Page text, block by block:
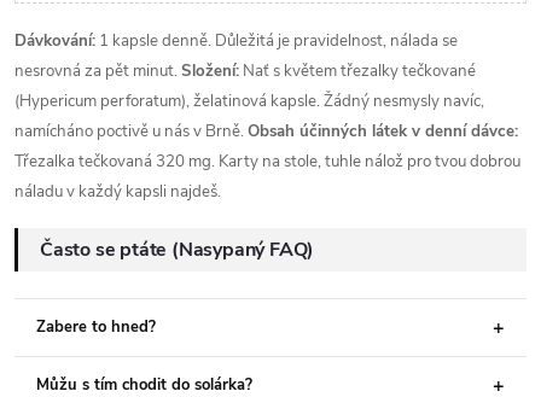
Dávkování: 1 kapsle denně. Důležitá je pravidelnost, nálada se
nesrovná za pět minut.Složení: Nať s květem třezalky tečkované
(Hypericum perforatum), želatinová kapsle. Žádný nesmysly navíc,
namícháno poctivě u nás v Brně.Obsah účinných látek v denní dávce:
Třezalka tečkovaná 320 mg. Karty na stole, tuhle nálož pro tvou dobrou
náladu v každý kapsli najdeš.
Často se ptáte (Nasypaný FAQ)
Zabere to hned?
Můžu s tím chodit do solárka?